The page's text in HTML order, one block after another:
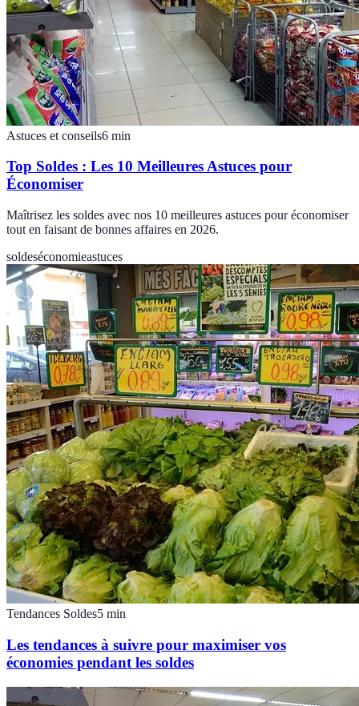
Astuces et conseils6 min
Top Soldes : Les 10 Meilleures Astuces pour
Économiser
Maîtrisez les soldes avec nos 10 meilleures astuces pour économiser
tout en faisant de bonnes affaires en 2026.
soldeséconomieastuces
Tendances Soldes5 min
Les tendances à suivre pour maximiser vos
économies pendant les soldes